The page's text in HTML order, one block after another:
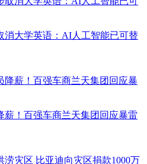
消大学英语：AI人工智能已可替
薪！百强车商兰天集团回应暴雷